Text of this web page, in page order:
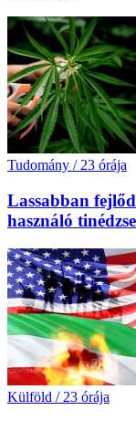
Tudomány / 23 órája
Lassabban
használó
Külföld / 23 órája